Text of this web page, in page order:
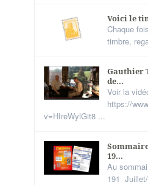
Voici le
Chaque
timbre,
Gauthier
de...
Voir la
https://
v=HIreWylGit8 ...
19...
Au
191